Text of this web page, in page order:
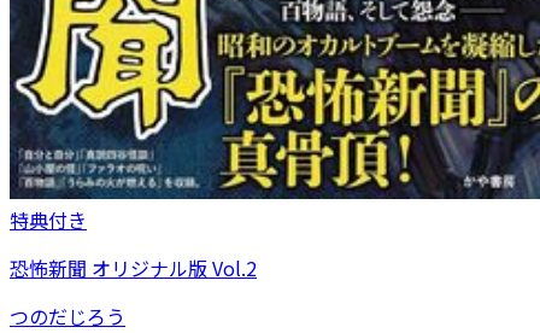
特典付き
恐怖新聞 オリジナル版 Vol.2
つのだじろう